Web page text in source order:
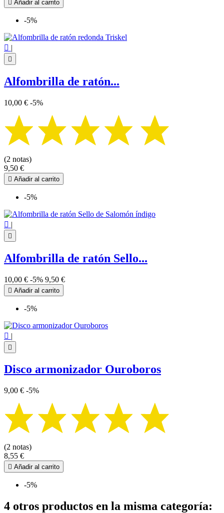
 Añadir al carrito
-5%
 |

Alfombrilla de ratón...
10,00 € -5%
(2 notas)
9,50 €
 Añadir al carrito
-5%
 |

Alfombrilla de ratón Sello...
10,00 € -5% 9,50 €
 Añadir al carrito
-5%
 |

Disco armonizador Ouroboros
9,00 € -5%
(2 notas)
8,55 €
 Añadir al carrito
-5%
4 otros productos en la misma categoría: